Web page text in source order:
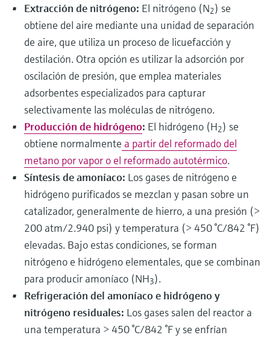
Extracción de nitrógeno: El nitrógeno (N2) se
obtiene del aire mediante una unidad de separación
de aire, que utiliza un proceso de licuefacción y
destilación. Otra opción es utilizar la adsorción por
oscilación de presión, que emplea materiales
adsorbentes especializados para capturar
selectivamente las moléculas de nitrógeno.
Producción de hidrógeno: El hidrógeno (H2) se
obtiene normalmente a partir del reformado del
metano por vapor o el reformado autotérmico.
Síntesis de amoníaco: Los gases de nitrógeno e
hidrógeno purificados se mezclan y pasan sobre un
catalizador, generalmente de hierro, a una presión (>
200 atm/2.940 psi) y temperatura (> 450 °C/842 °F)
elevadas. Bajo estas condiciones, se forman
nitrógeno e hidrógeno elementales, que se combinan
para producir amoníaco (NH3).
Refrigeración del amoníaco e hidrógeno y
nitrógeno residuales: Los gases salen del reactor a
una temperatura > 450 °C/842 °F y se enfrían